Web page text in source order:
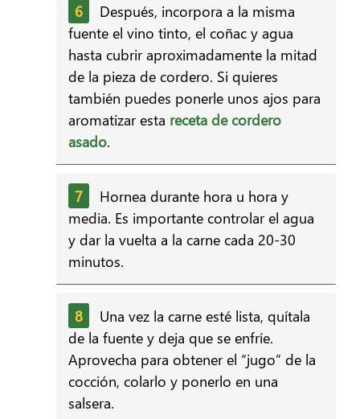
Después, incorpora a la misma
fuente el vino tinto, el coñac y agua
hasta cubrir aproximadamente la mitad
de la pieza de cordero. Si quieres
también puedes ponerle unos ajos para
aromatizar esta receta de cordero
asado.
Hornea durante hora u hora y
media. Es importante controlar el agua
y dar la vuelta a la carne cada 20-30
minutos.
Una vez la carne esté lista, quítala
de la fuente y deja que se enfríe.
Aprovecha para obtener el “jugo” de la
cocción, colarlo y ponerlo en una
salsera.